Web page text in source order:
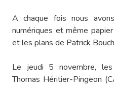
A chaque fois nous
numériques et même
et les plans de Patrick
Le jeudi 5 novembre,
Thomas Héritier-Pingeon